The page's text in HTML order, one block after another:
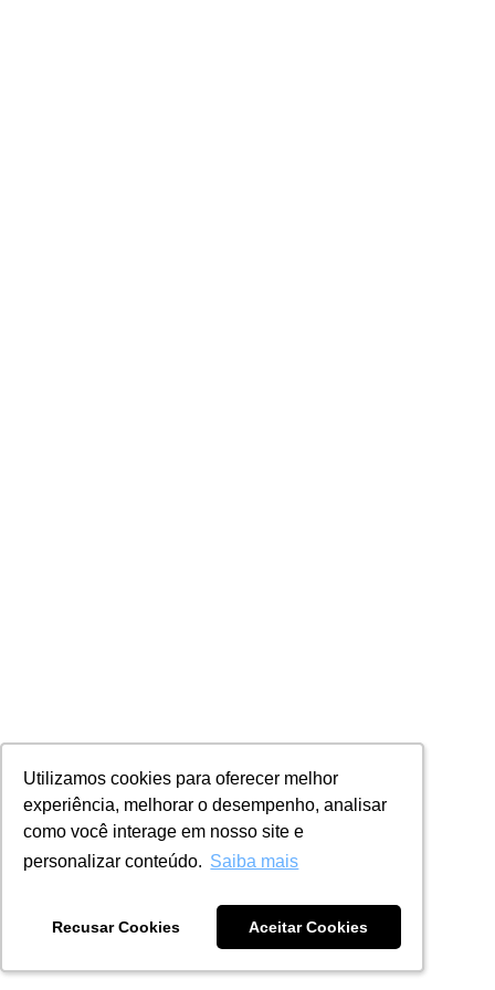
Utilizamos cookies para oferecer melhor
experiência, melhorar o desempenho, analisar
como você interage em nosso site e
personalizar conteúdo. Saiba mais
Recusar Cookies Aceitar Cookies
Utilizamos cookies para oferecer melhor
experiência, melhorar o desempenho, analisar
como você interage em nosso site e
personalizar conteúdo. Saiba mais
Recusar Cookies Aceitar Cookies